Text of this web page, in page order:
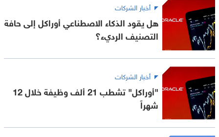
أخبار الشركات
هل يقود الذكاء الاصطناعي أوراكل إلى حافة
التصنيف الرديء؟
أخبار الشركات
"أوراكل" تشطب 21 ألف وظيفة خلال 12
شهراً